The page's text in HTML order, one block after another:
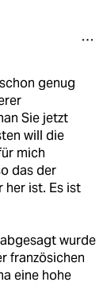
genug
Sie jetzt
will die
mich
das der
her ist. Es ist
wurde
französichen
eine hohe